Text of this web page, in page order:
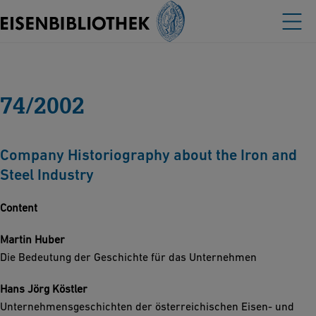
74/2002
Company Historiography about the Iron and
Steel Industry
Content
Martin Huber
Die Bedeutung der Geschichte für das Unternehmen
Hans Jörg Köstler
Unternehmensgeschichten der österreichischen Eisen- und